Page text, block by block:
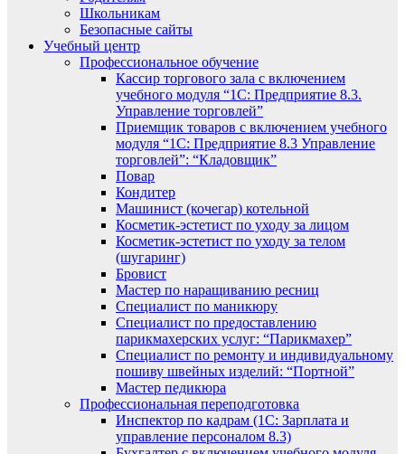
Школьникам
Безопасные сайты
Учебный центр
Профессиональное обучение
Кассир торгового зала с включением
учебного модуля “1С: Предприятие 8.3.
Управление торговлей”
Приемщик товаров с включением учебного
модуля “1С: Предприятие 8.3 Управление
торговлей”: “Кладовщик”
Повар
Кондитер
Машинист (кочегар) котельной
Косметик-эстетист по уходу за лицом
Косметик-эстетист по уходу за телом
(шугаринг)
Бровист
Мастер по наращиванию ресниц
Специалист по маникюру
Специалист по предоставлению
парикмахерских услуг: “Парикмахер”
Специалист по ремонту и индивидуальному
пошиву швейных изделий: “Портной”
Мастер педикюра
Профессиональная переподготовка
Инспектор по кадрам (1С: Зарплата и
управление персоналом 8.3)